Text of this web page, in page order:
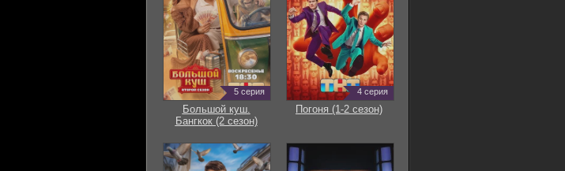
5 серия
Большой куш.
Бангкок (2 сезон)
4 серия
Погоня (1-2 сезон)